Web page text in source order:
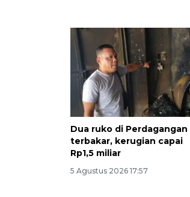
Dua ruko di Perdagangan
terbakar, kerugian capai
Rp1,5 miliar
5 Agustus 2026 17:57